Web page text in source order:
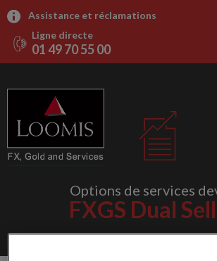
Assistance et réclamations
Ligne directe
01 49 70 55 00
Options de services
FXGS Dual